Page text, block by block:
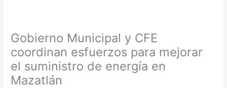
Gobierno Municipal y CFE
coordinan esfuerzos para mejorar
el suministro de energía en
Mazatlán